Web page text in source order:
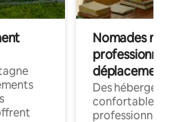
Nomades
déplacement
Des
confortables
professionnels